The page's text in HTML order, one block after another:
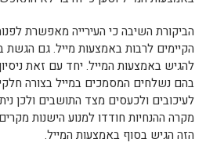
הביקורת השיבה כי העירייה מאפשרת
הקיימים לרבות באמצעות מייל. גם
להגיש באמצעות המייל. יחד עם זאת
בהם נשלחים המסמכים במייל בצורה
לעיכובים ולכעסים מצד התושבים ולכן
מקרה ההנחיות חודדו למנוע הישנות
הזה הגיש בסוף באמצעות המייל.